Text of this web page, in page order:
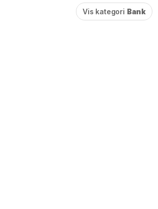
Vis kategori Bank